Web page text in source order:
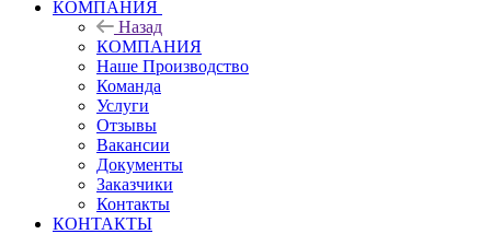
КОМПАНИЯ
Назад
КОМПАНИЯ
Наше Производство
Команда
Услуги
Отзывы
Вакансии
Документы
Заказчики
Контакты
КОНТАКТЫ